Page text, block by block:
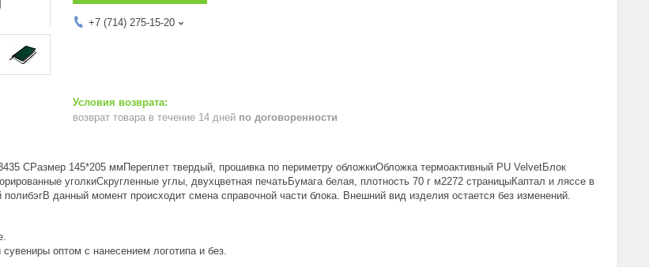
+7 (714) 275-15-20
возврат товара в течение 14 дней по договоренности
3435 CРазмер 145*205 ммПереплет твердый, прошивка по периметру обложкиОбложка термоактивный PU VelvetБлок
уголкиСкругленные углы, двухцветная печатьБумага белая, плотность 70 г м2272 страницыКаптал и ляссе в
полибэгВ данный момент происходит смена справочной части блока. Внешний вид изделия остается без изменений.
оптом с нанесением логотипа и без.